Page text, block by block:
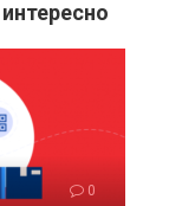
0